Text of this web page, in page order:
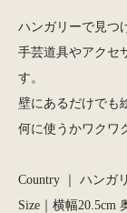
ハンガリーで見つ
手芸道具やアクセ
す。
壁にあるだけでも
何に使うかワクワ
Country ｜ ハンガ
Size｜横幅20.5cm